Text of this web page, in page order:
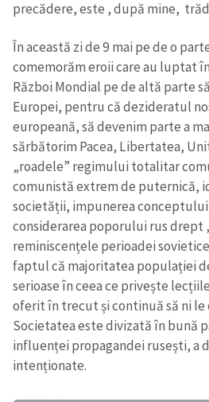
precădere, este , după mine,
În această zi de 9 mai pe de o
comemorăm eroii care au luptat
Război Mondial pe de altă parte
Europei, pentru că dezideratul
europeană, să devenim parte a
sărbătorim Pacea, Libertatea,
„roadele” regimului totalitar
comunistă extrem de puternică,
societății, impunerea
considerarea poporului rus drept
reminiscențele perioadei
faptul că majoritatea populației
serioase în ceea ce privește
oferit în trecut și continuă să ni le
Societatea este divizată în bună
influenței propagandei rusești, a
intenționate.